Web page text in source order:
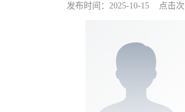
发布时间：2025-10-15 点击次